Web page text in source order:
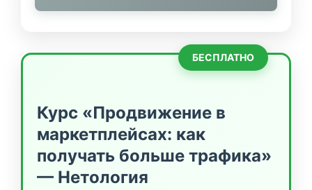
БЕСПЛАТНО
Курс «Продвижение в
маркетплейсах: как
получать больше трафика»
— Нетология